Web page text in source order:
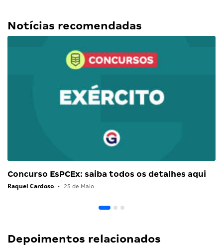
Notícias recomendadas
Concurso EsPCEx: saiba todos os detalhes aqui
Raquel Cardoso • 25 de Maio
Depoimentos relacionados